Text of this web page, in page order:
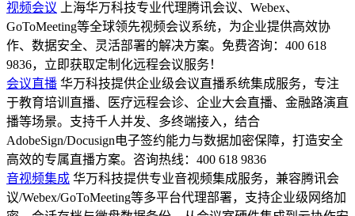
视频会议
上海华万科技专业代理腾讯会议、Webex、
GoToMeeting等全球领先视频会议系统，为企业提供高效协
作、数据安全、灵活部署的解决方案。免费咨询：400 618
9836，立即获取定制化远程会议服务！
会议直播 华万科技提供企业级会议直播系统集成服务，专注
于教育培训直播、医疗远程会诊、企业大会直播、金融路演直
播等场景。支持千人并发、多终端接入，结合
AdobeSign/Docusign电子签约能力与数据加密保障，打造安全
高效的专属直播方案。咨询热线：400 618 9836
音视频集成 华万科技提供专业音视频集成服务，兼容腾讯会
议/Webex/GoToMeeting等多平台代理部署，支持企业级网络加